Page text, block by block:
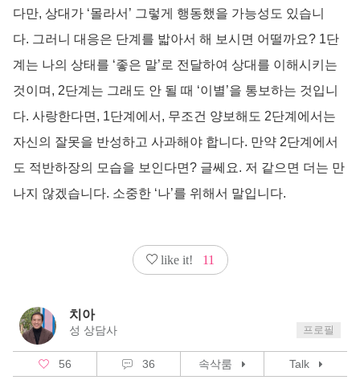
다만, 상대가 ‘몰라서’ 그렇게 행동했을 가능성도 있습니
다. 그러니 대응은 단계를 밟아서 해 보시면 어떨까요? 1단
계는 나의 상태를 ‘좋은 말’로 전달하여 상대를 이해시키는
것이며, 2단계는 그래도 안 될 때 ‘이별’을 통보하는 것입니
다. 사랑한다면, 1단계에서, 무조건 양보해도 2단계에서는
자신의 잘못을 반성하고 사과해야 합니다. 만약 2단계에서
도 적반하장의 모습을 보인다면? 글쎄요. 저 같으면 더는 만
나지 않겠습니다. 소중한 ‘나’를 위해서 말입니다.
like it! 11
치아
성 상담사 프로필
56 36 속삭룸 Talk